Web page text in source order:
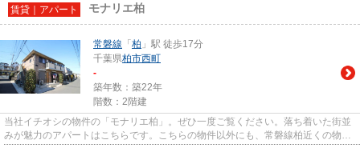
賃貸｜アパート モナリエ柏
常磐線 「 柏 」駅 徒歩17分
千葉県柏市西町
-
築年数：築22年
階数：2階建
当社イチオシの物件の「モナリエ柏」。ぜひ一度ご覧ください。落ち着いた街並
みが魅力のアパートはこちらです。こちらの物件以外にも、常磐線柏近くの物件